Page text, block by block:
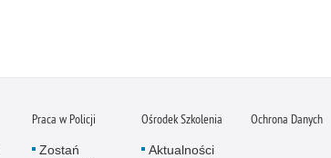
Praca w Policji
Zostań
Ośrodek Szkolenia
Aktualności
Ochrona Danych